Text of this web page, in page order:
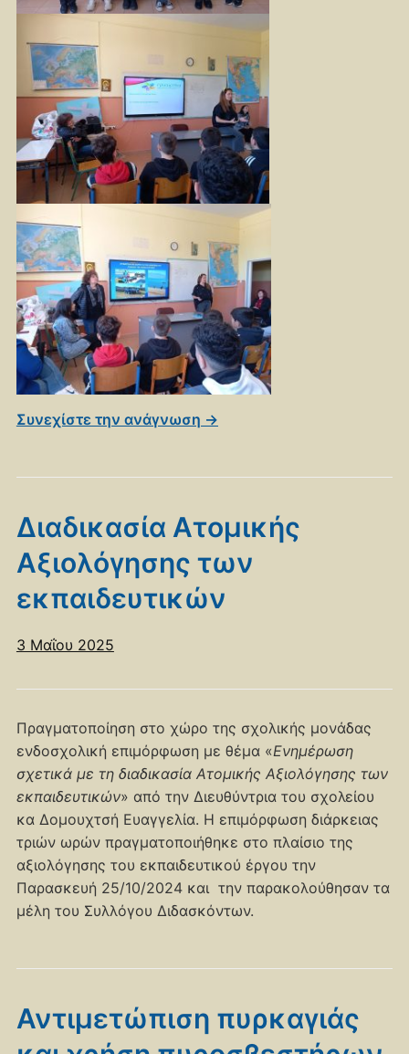
Συνεχίστε την ανάγνωση →
Διαδικασία Ατομικής
Αξιολόγησης των
εκπαιδευτικών
3 Μαΐου 2025
Πραγματοποίηση στο χώρο της σχολικής μονάδας
ενδοσχολική επιμόρφωση με θέμα «Ενημέρωση
σχετικά με τη διαδικασία Ατομικής Αξιολόγησης των
εκπαιδευτικών» από την Διευθύντρια του σχολείου
κα Δομουχτσή Ευαγγελία. Η επιμόρφωση διάρκειας
τριών ωρών πραγματοποιήθηκε στο πλαίσιο της
αξιολόγησης του εκπαιδευτικού έργου την
Παρασκευή 25/10/2024 και την παρακολούθησαν τα
μέλη του Συλλόγου Διδασκόντων.
Αντιμετώπιση πυρκαγιάς